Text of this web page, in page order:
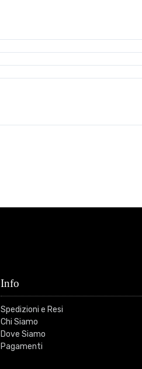
Info
Spedizioni e Resi
Chi Siamo
Dove Siamo
Pagamenti